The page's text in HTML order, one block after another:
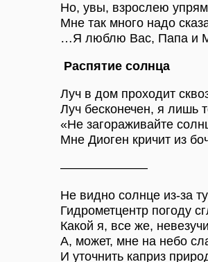
Но, увы, взрослею
Мне так много надо
…Я люблю Вас, Папа и
Распятие солнца
Луч в дом проходит
Луч бесконечен, я лишь
«Не загораживайте
Мне Диоген кричит из
———————
Не видно солнце из-за
Гидрометцентр погоду
Какой я, все же,
А, может, мне на небо
И уточнить каприз